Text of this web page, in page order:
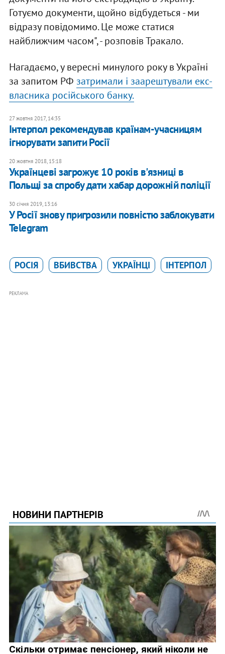
Готуємо документи, щойно відбудеться - ми
відразу повідомимо. Це може статися
найближчим часом", - розповів Тракало.
Нагадаємо, у вересні минулого року в Україні
за запитом РФ затримали і заарештували екс-
власника російського банку.
27 жовтня 2017, 14:35
Інтерпол рекомендував країнам-учасницям
ігнорувати запити Росії
20 жовтня 2018, 15:18
Українцеві загрожує 10 років в'язниці в
Польщі за спробу дати хабар дорожній поліції
30 січня 2019, 13:16
У Росії знову пригрозили повністю заблокувати
Telegram
РОСІЯ ВБИВСТВА УКРАЇНЦІ ІНТЕРПОЛ
РЕКЛАМА